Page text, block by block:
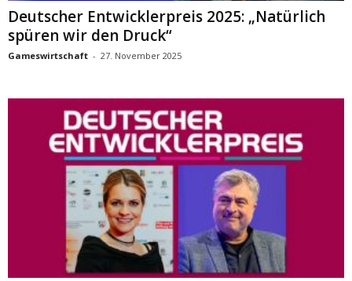
Deutscher Entwicklerpreis 2025: „Natürlich
spüren wir den Druck“
Gameswirtschaft - 27. November 2025